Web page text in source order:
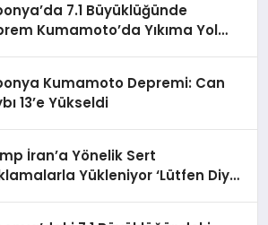
7.1 Büyüklüğünde
Kumamoto’da Yıkıma Yol
Kumamoto Depremi: Can
13’e Yükseldi
İran’a Yönelik Sert
Yükleniyor ‘Lütfen Diye